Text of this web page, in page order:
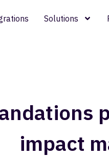
Solutions
impact